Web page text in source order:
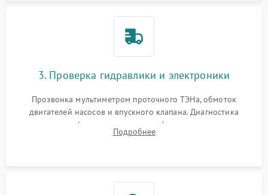
3. Проверка гидравлики и электроники
Прозвонка мультиметром проточного ТЭНа, обмоток
двигателей насосов и впускного клапана. Диагностика
прессостата (датчика уровня воды), датчика мутности,
концевика дверцы и электронного модуля управления.
Подробнее